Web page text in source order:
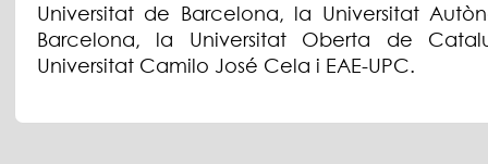
Universitat de Barcelona, ​​la Universitat
Barcelona, ​​la Universitat Oberta de
Universitat Camilo José Cela i EAE-UPC.